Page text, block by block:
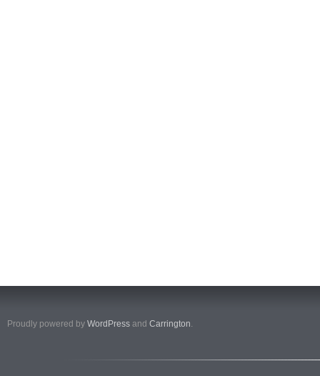
Proudly powered by WordPress and Carrington